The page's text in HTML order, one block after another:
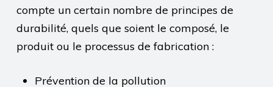
compte un certain nombre de principes de
durabilité, quels que soient le composé, le
produit ou le processus de fabrication :
Prévention de la pollution